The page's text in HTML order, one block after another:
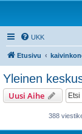
UKK
Etusivu
Yleinen
Uusi Aihe
388